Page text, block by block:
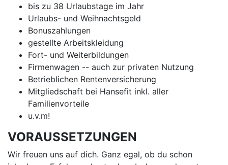
bis zu 38 Urlaubstage im Jahr
Urlaubs- und Weihnachtsgeld
Bonuszahlungen
gestellte Arbeitskleidung
Fort- und Weiterbildungen
Firmenwagen -- auch zur privaten Nutzung
Betrieblichen Rentenversicherung
Mitgliedschaft bei Hansefit inkl. aller
Familienvorteile
u.v.m!
VORAUSSETZUNGEN
Wir freuen uns auf dich. Ganz egal, ob du schon